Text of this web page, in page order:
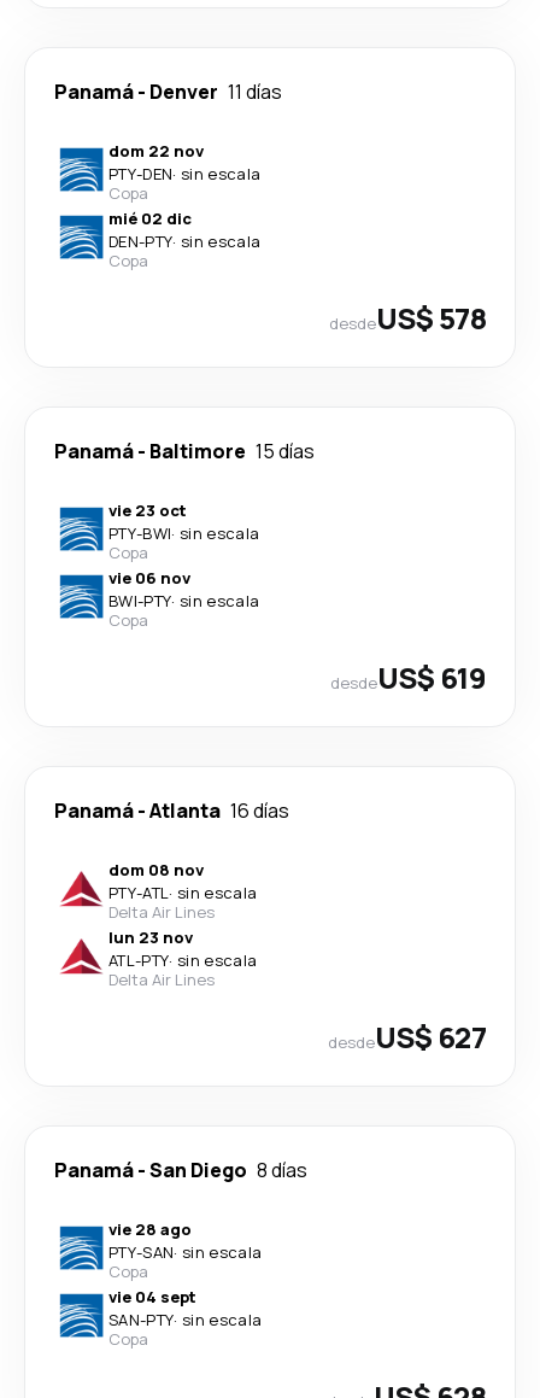
Panamá- Denver 11 días
dom 22 nov
PTY-DEN· sin escala
Copa
mié 02 dic
DEN-PTY· sin escala
Copa
desdeUS$ 578
Panamá- Baltimore 15 días
vie 23 oct
PTY-BWI· sin escala
Copa
vie 06 nov
BWI-PTY· sin escala
Copa
desdeUS$ 619
Panamá-Atlanta 16 días
dom 08 nov
PTY-ATL· sin escala
Delta Air Lines
lun 23 nov
ATL-PTY· sin escala
Delta Air Lines
desdeUS$ 627
Panamá-San Diego 8 días
vie 28 ago
PTY-SAN· sin escala
Copa
vie 04 sept
SAN-PTY· sin escala
Copa